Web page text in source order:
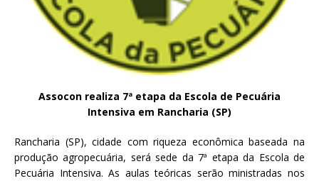
Assocon realiza 7ª etapa da Escola de Pecuária
Intensiva em Rancharia (SP)
Rancharia (SP), cidade com riqueza econômica baseada na
produção agropecuária, será sede da 7ª etapa da Escola de
Pecuária Intensiva. As aulas teóricas serão ministradas nos